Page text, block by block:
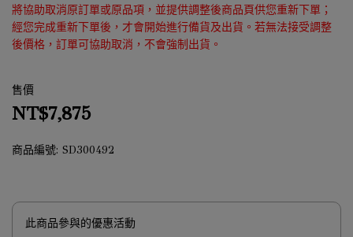
將協助取消原訂單或原品項，並提供調整後商品頁供您重新下單；
經您完成重新下單後，才會開始進行備貨及出貨。若無法接受調整
後價格，訂單可協助取消，不會強制出貨。
售價
NT$7,875
商品編號: SD300492
此商品參與的優惠活動